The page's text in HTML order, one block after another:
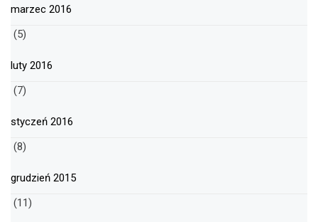
marzec 2016
(5)
luty 2016
(7)
styczeń 2016
(8)
grudzień 2015
(11)